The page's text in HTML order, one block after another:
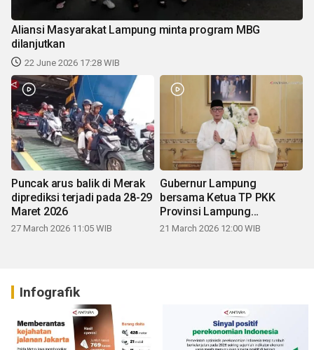
Aliansi Masyarakat Lampung minta program MBG
dilanjutkan
22 June 2026 17:28 WIB
Puncak arus balik di Merak
diprediksi terjadi pada 28-29
Maret 2026
27 March 2026 11:05 WIB
Gubernur Lampung
bersama Ketua TP PKK
Provinsi Lampung
mengucapkan Selamat Hari
21 March 2026 12:00 WIB
Infografik